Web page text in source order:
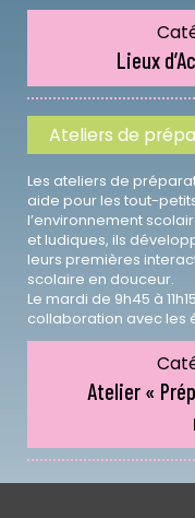
Lieux
Ateliers de
Les ateliers de
aide pour les tout-
l’environnement
et ludiques, ils
leurs premières
scolaire en douceur.
Le mardi de 9h45 à
collaboration avec les
Atelier «